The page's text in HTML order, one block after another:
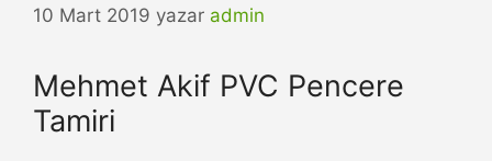
10 Mart 2019 yazar admin
Mehmet Akif PVC Pencere
Tamiri